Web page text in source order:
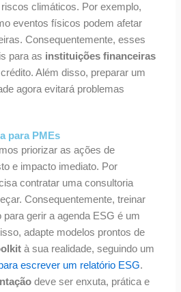
climáticos. Por exemplo,
eventos físicos podem afetar
Consequentemente, esses
para as instituições financeiras
Além disso, preparar um
agora evitará problemas
para PMEs
priorizar as ações de
e impacto imediato. Por
contratar uma consultoria
Consequentemente, treinar
gerir a agenda ESG é um
adapte modelos prontos de
à sua realidade, seguindo um
escrever um relatório ESG.
deve ser enxuta, prática e